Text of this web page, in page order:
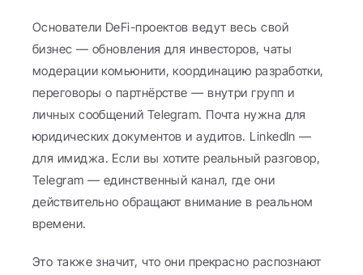
Основатели DeFi-проектов ведут весь свой
бизнес — обновления для инвесторов, чаты
модерации комьюнити, координацию разработки,
переговоры о партнёрстве — внутри групп и
личных сообщений Telegram. Почта нужна для
юридических документов и аудитов. LinkedIn —
для имиджа. Если вы хотите реальный разговор,
Telegram — единственный канал, где они
действительно обращают внимание в реальном
времени.
Это также значит, что они прекрасно распознают